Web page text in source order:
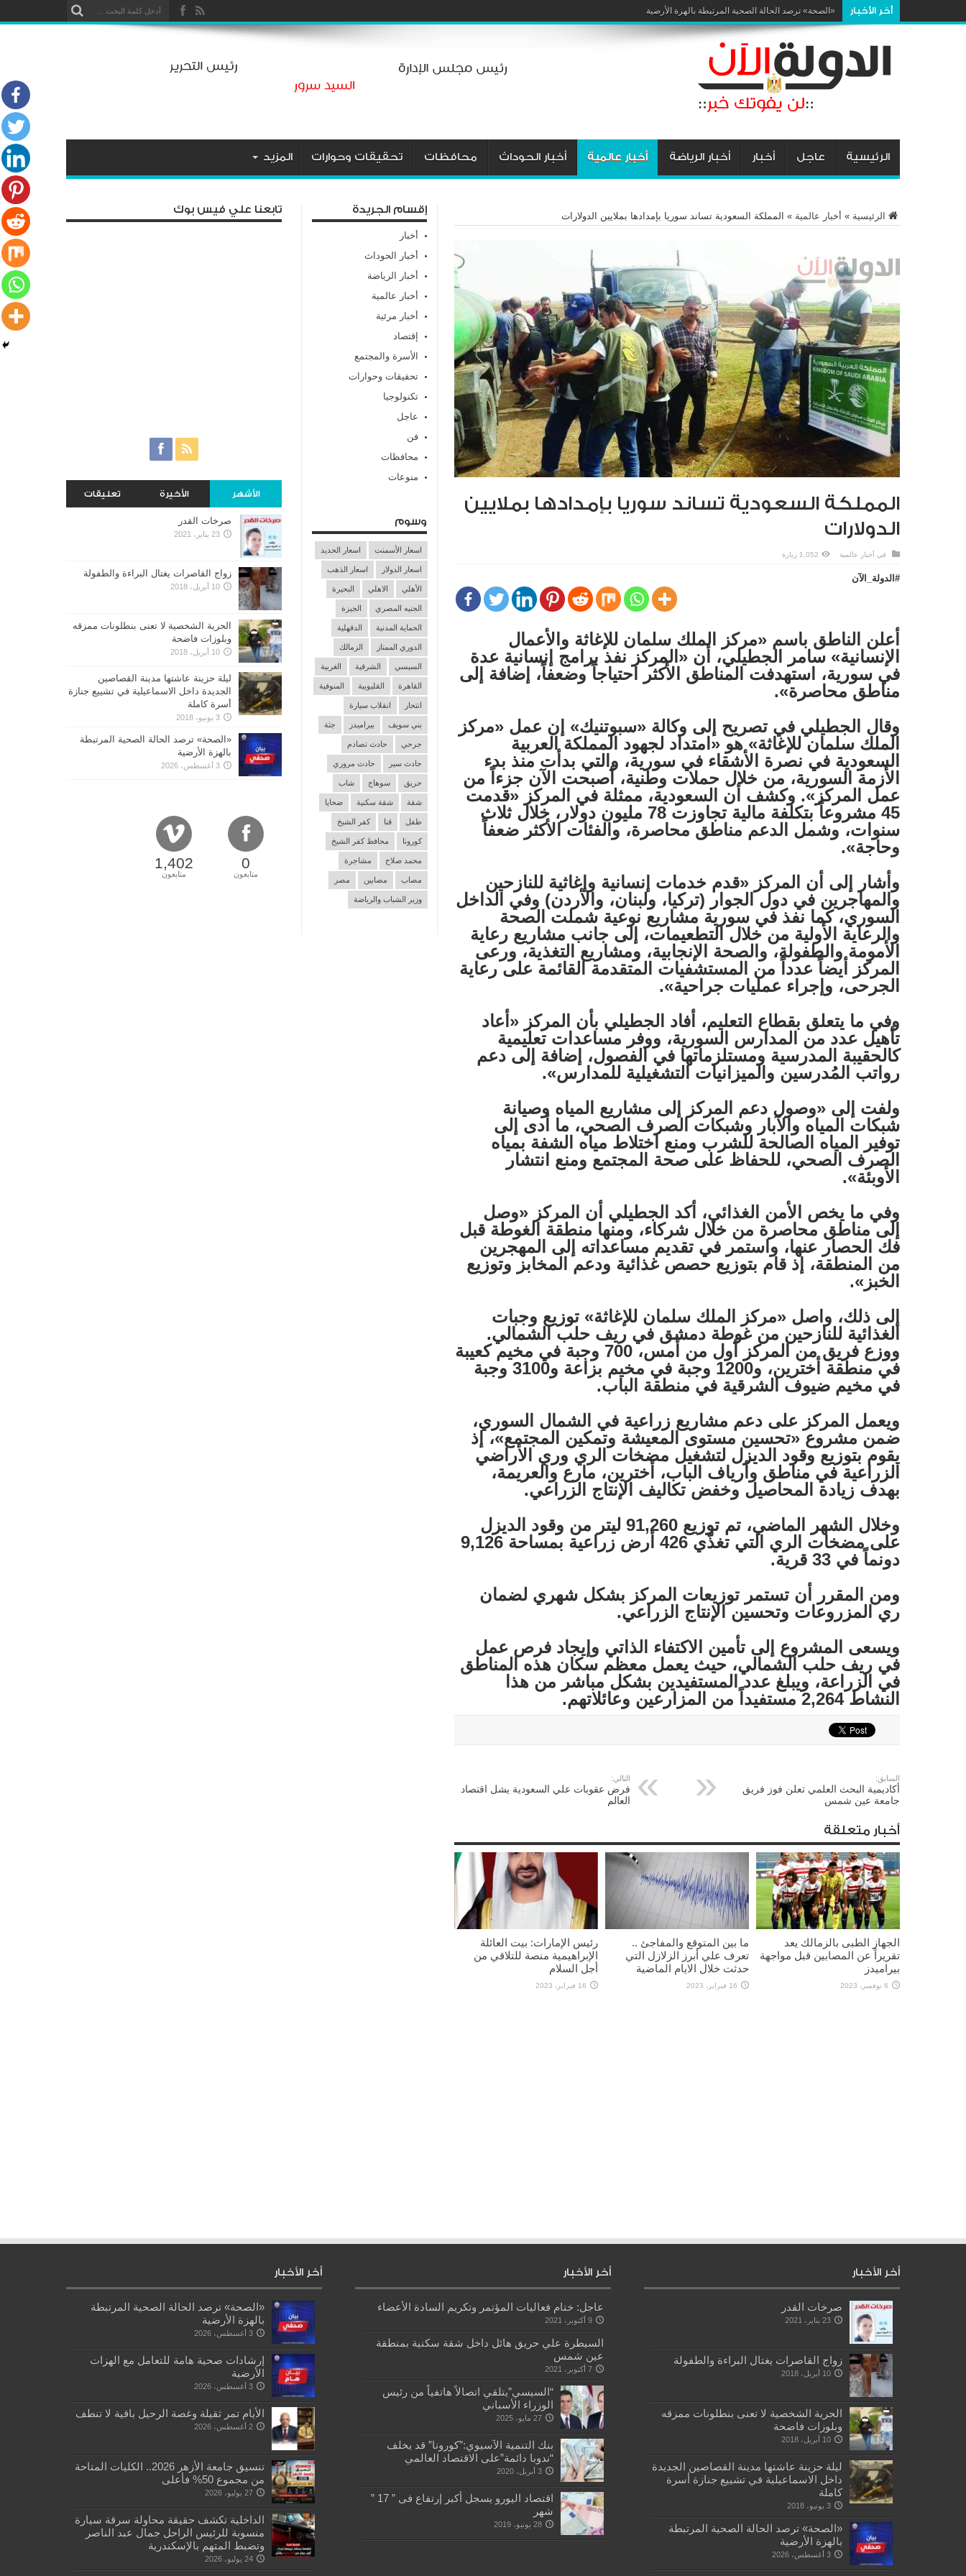
أخر الأخبار إرشادات صحية هامة
الرئيسية عاجل أخبار أخبار الرياضة أخبار عالمية أخبار الحوداث محافظات تحقيقات وحوارات المزيد
الرئيسية » أخبار عالمية » المملكة السعودية تساند سوريا بإمدادها بملايين الدولارات
المملكة السعودية تساند سوريا بإمدادها بملايين
الدولارات
في أخبار عالمية 1,052 زيارة
#الدولة_الآن
أعلن الناطق باسم «مركز الملك سلمان للإغاثة والأعمال
الإنسانية» سامر الجطيلي، أن «المركز نفذ برامج إنسانية عدة
في سورية، استهدفت المناطق الأكثر احتياجاً وضعفاً، إضافة إلى
مناطق محاصرة».
وقال الجطيلي في تصريح إلى وكالة «سبوتنيك» إن عمل «مركز
الملك سلمان للإغاثة» هو «امتداد لجهود المملكة العربية
السعودية في نصرة الأشقاء في سورية، والتي بدأت منذ بدء
الأزمة السورية، من خلال حملات وطنية، أصبحت الآن جزءاً من
عمل المركز». وكشف أن السعودية، ممثلة في المركز «قدمت
45 مشروعاً بتكلفة مالية تجاوزت 78 مليون دولار، خلال ثلاث
سنوات، وشمل الدعم مناطق محاصرة، والفئات الأكثر ضعفاً
وحاجة».
وأشار إلى أن المركز «قدم خدمات إنسانية وإغاثية للنازحين
والمهاجرين في دول الجوار (تركيا، ولبنان، والأردن) وفي الداخل
السوري، كما نفذ في سورية مشاريع نوعية شملت الصحة
والرعاية الأولية من خلال التطعيمات، إلى جانب مشاريع رعاية
الأمومة والطفولة، والصحة الإنجابية، ومشاريع التغذية، ورعى
المركز أيضاً عدداً من المستشفيات المتقدمة القائمة على رعاية
الجرحى، وإجراء عمليات جراحية».
وفي ما يتعلق بقطاع التعليم، أفاد الجطيلي بأن المركز «أعاد
تأهيل عدد من المدارس السورية، ووفر مساعدات تعليمية
كالحقيبة المدرسية ومستلزماتها في الفصول، إضافة إلى دعم
رواتب المُدرسين والميزانيات التشغيلية للمدارس».
ولفت إلى «وصول دعم المركز إلى مشاريع المياه وصيانة
شبكات المياه والآبار وشبكات الصرف الصحي، ما أدى إلى
توفير المياه الصالحة للشرب ومنع اختلاط مياه الشفة بمياه
الصرف الصحي، للحفاظ على صحة المجتمع ومنع انتشار
الأوبئة».
وفي ما يخص الأمن الغذائي، أكد الجطيلي أن المركز «وصل
إلى مناطق محاصرة من خلال شركاء، ومنها منطقة الغوطة قبل
فك الحصار عنها، واستمر في تقديم مساعداته إلى المهجرين
من المنطقة، إذ قام بتوزيع حصص غذائية ودعم المخابز وتوزيع
الخبز».
إلى ذلك، واصل «مركز الملك سلمان للإغاثة» توزيع وجبات
الغذائية للنازحين من غوطة دمشق في ريف حلب الشمالي.
ووزع فريق من المركز أول من أمس، 700 وجبة في مخيم كعيبة
في منطقة أخترين، و1200 وجبة في مخيم بزاعة و3100 وجبة
في مخيم ضيوف الشرقية في منطقة الباب.
ويعمل المركز على دعم مشاريع زراعية في الشمال السوري،
ضمن مشروع «تحسين مستوى المعيشة وتمكين المجتمع»، إذ
يقوم بتوزيع وقود الديزل لتشغيل مضخات الري وري الأراضي
الزراعية في مناطق وأرياف الباب، أخترين، مارع والعريمة،
بهدف زيادة المحاصيل وخفض تكاليف الإنتاج الزراعي.
وخلال الشهر الماضي، تم توزيع 91,260 ليتر من وقود الديزل
على مضخات الري التي تغذّي 426 أرض زراعية بمساحة 9,126
دونماً في 33 قرية.
ومن المقرر أن تستمر توزيعات المركز بشكل شهري لضمان
ري المزروعات وتحسين الإنتاج الزراعي.
ويسعى المشروع إلى تأمين الاكتفاء الذاتي وإيجاد فرص عمل
في ريف حلب الشمالي، حيث يعمل معظم سكان هذه المناطق
في الزراعة، ويبلغ عدد المستفيدين بشكل مباشر من هذا
النشاط 2,264 مستفيداً من المزارعين وعائلاتهم.
السابق:
أكاديمية البحث العلمي تعلن فوز فريق
جامعة عين شمس
التالي:
فرض عقوبات علي السعودية يشل اقتصاد
العالم
أخبار متعلقة
الجهاز الطبى بالزمالك يعد
تقريراً عن المصابين قبل مواجهة
بيراميدز
6 نوفمبر، 2023
ما بين المتوقع والمفاجئ ..
تعرف علي أبرز الزلازل التي
حدثت خلال الايام الماضية
16 فبراير، 2023
رئيس الإمارات: بيت العائلة
الإبراهيمية منصة للتلاقي من
أجل السلام
16 فبراير، 2023
إقسام الجريدة
أخبار
أخبار الحوداث
أخبار الرياضة
أخبار عالمية
أخبار مرئية
إقتصاد
الأسرة والمجتمع
تحقيقات وحوارات
تكنولوجيا
عاجل
فن
محافظات
منوعات
وسوم
اسعار الأسمنت اسعار الحديد
اسعار الدولار اسعار الذهب
الأهلي الاهلي البحيرة
الجنيه المصري الجيزة
الحماية المدنية الدقهلية
الدوري الممتاز الزمالك
السيسي الشرقية الغربية
القاهرة القليوبية المنوفية
انتحار انقلاب سيارة
بني سويف بيراميدز جثة
جرحي حادث تصادم
حادث سير حادث مروري
حريق سوهاج شاب
شقة شقة سكنية ضحايا
طفل قنا كفر الشيخ
كورونا محافظ كفر الشيخ
محمد صلاح مشاجرة
مصاب مصابين مصر
وزير الشباب والرياضة
تابعنا علي فيس بوك
الأشهر الأخيرة تعليقات
صرخات القدر
23 يناير، 2021
زواج القاصرات يغتال البراءة والطفولة
10 أبريل، 2018
الحرية الشخصية لا تعنى بنطلونات ممزقه
وبلوزات فاضحة
10 أبريل، 2018
ليلة حزينة عاشتها مدينة القصاصين
الجديدة داخل الاسماعيلية في تشييع جنازة
أسرة كاملة
3 يونيو، 2018
«الصحة» ترصد الحالة الصحية المرتبطة
بالهزة الأرضية
3 أغسطس، 2026
0
متابعون
1,402
متابعون
أخر الأخبار
صرخات القدر
23 يناير، 2021
زواج القاصرات يغتال البراءة والطفولة
10 أبريل، 2018
الحرية الشخصية لا تعنى بنطلونات ممزقه
وبلوزات فاضحة
10 أبريل، 2018
ليلة حزينة عاشتها مدينة القصاصين الجديدة
داخل الاسماعيلية في تشييع جنازة أسرة
كاملة
3 يونيو، 2018
«الصحة» ترصد الحالة الصحية المرتبطة
بالهزة الأرضية
3 أغسطس، 2026
أخر الأخبار
عاجل: ختام فعاليات المؤتمر وتكريم السادة الأعضاء
9 أكتوبر، 2021
السيطرة علي حريق هائل داخل شقة سكنية بمنطقة
عين شمس
7 أكتوبر، 2021
“السيسي”يتلقي اتصالاً هاتفياً من رئيس
الوزراء الأسباني
27 مايو، 2025
بنك التنمية الآسيوي:”كورونا” قد يخلف
“ندوبا دائمة”على الاقتصاد العالمي
3 أبريل، 2020
اقتصاد اليورو يسجل أكبر إرتفاع فى ” 17 ”
شهر
28 يونيو، 2019
أخر الأخبار
«الصحة» ترصد الحالة الصحية المرتبطة
بالهزة الأرضية
3 أغسطس، 2026
إرشادات صحية هامة للتعامل مع الهزات
الأرضية
3 أغسطس، 2026
الأيام تمر ثقيلة وغصة الرحيل باقية لا تنطف
2 أغسطس، 2026
تنسيق جامعة الأزهر 2026.. الكليات المتاحة
من مجموع 50% فأعلى
27 يوليو، 2026
الداخلية تكشف حقيقة محاولة سرقة سيارة
منسوبة للرئيس الراحل جمال عبد الناصر
وتضبط المتهم بالإسكندرية
24 يوليو، 2026